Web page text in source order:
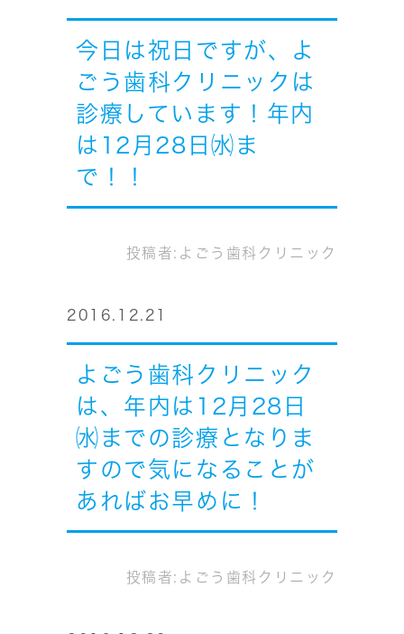
今日は祝日ですが、よ
ごう歯科クリニックは
診療しています！年内
は12月28日㈬ま
で！！
投稿者: よごう歯科クリニック
2016.12.21
よごう歯科クリニック
は、年内は12月28日
㈬までの診療となりま
すので気になることが
あればお早めに！
投稿者: よごう歯科クリニック